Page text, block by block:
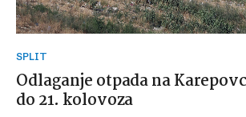
SPLIT
Odlaganje otpada na
do 21. kolovoza